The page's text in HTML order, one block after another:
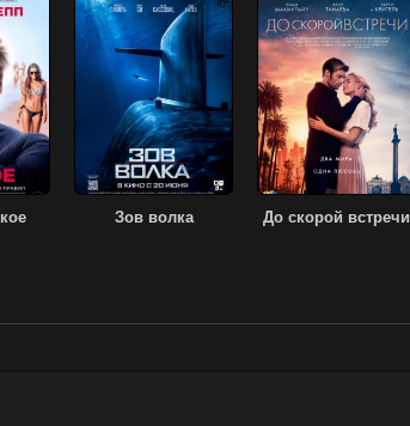
Зов волка До скорой встречи